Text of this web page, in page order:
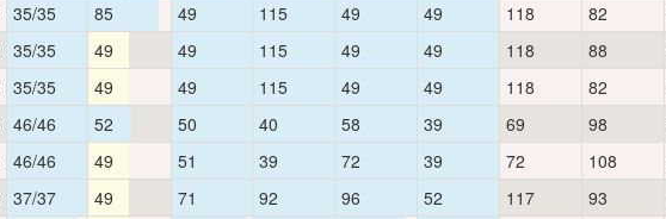
35/35 85 49 115 49 49 118 82
35/35 49 49 115 49 49 118 88
35/35 49 49 115 49 49 118 82
46/46 52 50 40 58 39 69 98
46/46 49 51 39 72 39 72 108
37/37 49 71 92 96 52 117 93